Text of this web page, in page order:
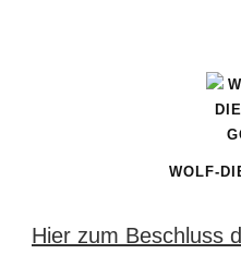
WOLF-
Hier zum Beschluss